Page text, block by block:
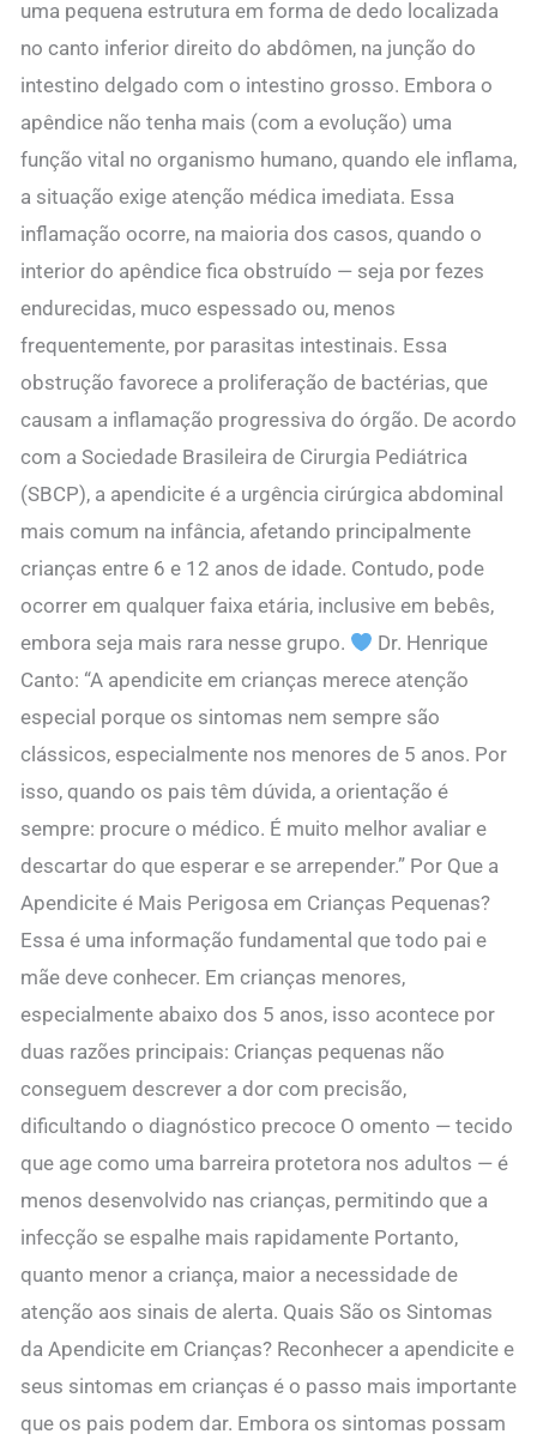
uma pequena estrutura em forma de dedo localizada
no canto inferior direito do abdômen, na junção do
intestino delgado com o intestino grosso. Embora o
apêndice não tenha mais (com a evolução) uma
função vital no organismo humano, quando ele inflama,
a situação exige atenção médica imediata. Essa
inflamação ocorre, na maioria dos casos, quando o
interior do apêndice fica obstruído — seja por fezes
endurecidas, muco espessado ou, menos
frequentemente, por parasitas intestinais. Essa
obstrução favorece a proliferação de bactérias, que
causam a inflamação progressiva do órgão. De acordo
com a Sociedade Brasileira de Cirurgia Pediátrica
(SBCP), a apendicite é a urgência cirúrgica abdominal
mais comum na infância, afetando principalmente
crianças entre 6 e 12 anos de idade. Contudo, pode
ocorrer em qualquer faixa etária, inclusive em bebês,
embora seja mais rara nesse grupo.
Dr. Henrique
Canto: “A apendicite em crianças merece atenção
especial porque os sintomas nem sempre são
clássicos, especialmente nos menores de 5 anos. Por
isso, quando os pais têm dúvida, a orientação é
sempre: procure o médico. É muito melhor avaliar e
descartar do que esperar e se arrepender.” Por Que a
Apendicite é Mais Perigosa em Crianças Pequenas?
Essa é uma informação fundamental que todo pai e
mãe deve conhecer. Em crianças menores,
especialmente abaixo dos 5 anos, isso acontece por
duas razões principais: Crianças pequenas não
conseguem descrever a dor com precisão,
dificultando o diagnóstico precoce O omento — tecido
que age como uma barreira protetora nos adultos — é
menos desenvolvido nas crianças, permitindo que a
infecção se espalhe mais rapidamente Portanto,
quanto menor a criança, maior a necessidade de
atenção aos sinais de alerta. Quais São os Sintomas
da Apendicite em Crianças? Reconhecer a apendicite e
seus sintomas em crianças é o passo mais importante
que os pais podem dar. Embora os sintomas possam